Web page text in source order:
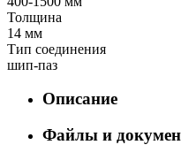
Толщина
14 мм
Тип соединения
шип-паз
Описание
Файлы и